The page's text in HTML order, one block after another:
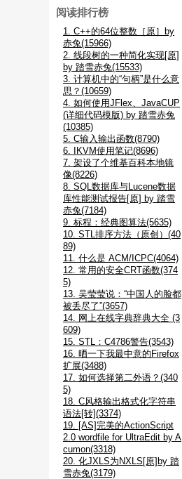
阅读排行榜
1. C++的64位整数［原］by
赤兔(15966)
2. 线段树的一种简化实现[原]
by 踏雪赤兔(15533)
3. 计算机中的“句柄”是什么意
思？(10659)
4. 如何使用JFlex、JavaCUP
(详细代码模版) by 踏雪赤兔
(10385)
5. C输入输出函数(8790)
6. IKVM使用笔记(8696)
7. 架设了个维基百科本地镜
像(8226)
8. SQL数据库与Lucene数据
库性能测试报告[原] by 踏雪
赤兔(7184)
9. 标程：经典图算法(5635)
10. STL排序方法（原创）(40
89)
11. 什么是 ACM/ICPC(4064)
12. 常用的安全CRT函数(374
5)
13. 吴莹莹说：“中国人的脸都
被丢尽了”(3657)
14. 网上在线字典辞典大全 (3
609)
15. STL：C4786警告(3543)
16. 晒一下我最中意的Firefox
扩展(3488)
17. 如何选择第二外语？(340
5)
18. C风格输出格式化字符串
语法[转](3374)
19. [AS]完美的ActionScript
2.0 wordfile for UltraEdit by A
cumon(3318)
20. 化JXLS为NXLS[原]by 踏
雪赤兔(3179)